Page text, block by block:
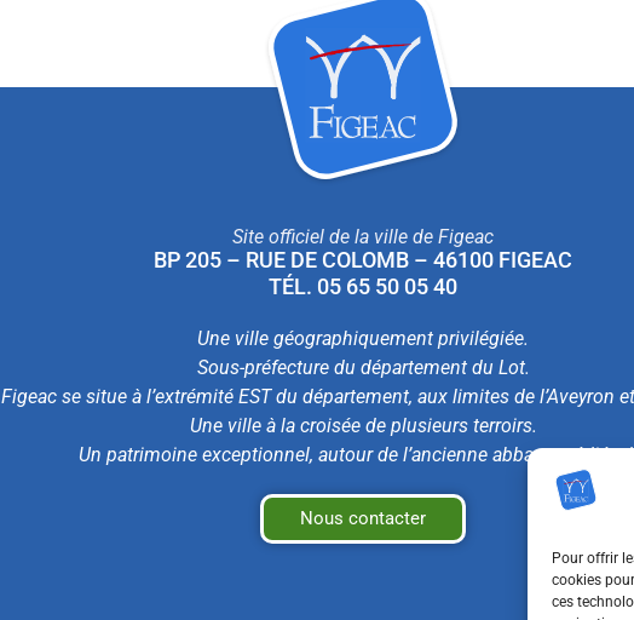
Pour offrir
cookies
ces
Site officiel de la ville de Figeac
BP 205 – RUE DE COLOMB – 46100 FIGEAC
TÉL. 05 65 50 05 40
Une ville géographiquement privilégiée.
Sous-préfecture du département du Lot.
Figeac se situe à l’extrémité EST du département, aux limites de l’Aveyron
Une ville à la croisée de plusieurs terroirs.
Un patrimoine exceptionnel, autour de l’ancienne abbaye
Nous contacter